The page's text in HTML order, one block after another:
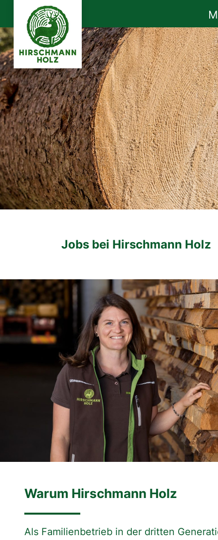
Hirschmann Holz
Jobs bei Hirschmann Holz
Warum Hirschmann Holz
Als Familienbetrieb in der dritten